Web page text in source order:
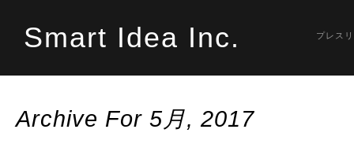
Smart Idea Inc. プレス
Archive For 5月, 2017